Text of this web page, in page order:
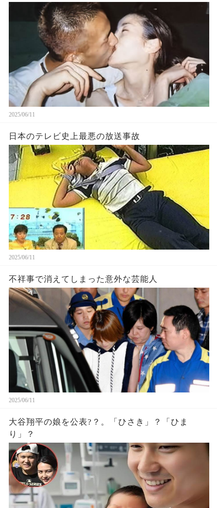
2025/06/11
日本のテレビ史上最悪の放送事故
2025/06/11
不祥事で消えてしまった意外な芸能人
2025/06/11
大谷翔平の娘を公表?？。「ひさき」？「ひま
り」？